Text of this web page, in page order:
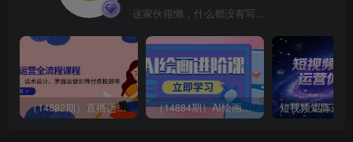
这家伙很懒，什么都没有写...
（14882期）直播运营全流程课程-5月更新：从起号、话术设计、罗盘运营到微付费投放等 （14884期）AI绘画进阶课，涵盖电商摄影等多领域，PS操作与AI工具使用全面教学